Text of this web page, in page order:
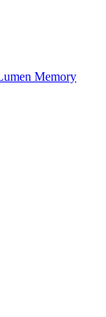
Memory